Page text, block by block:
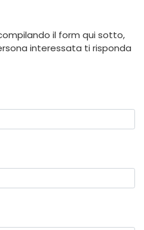
il form qui sotto,
interessata ti risponda